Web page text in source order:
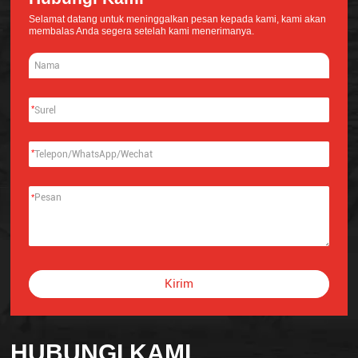
Selamat datang untuk meninggalkan pesan kepada kami, kami akan
membalas Anda segera setelah kami menerimanya.
*
*
*
Kirim